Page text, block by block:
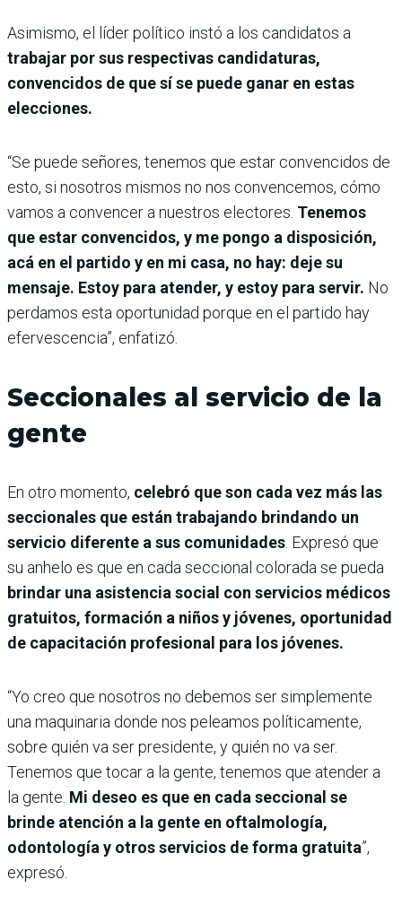
Asimismo, el líder político instó a los candidatos a
trabajar por sus respectivas candidaturas,
convencidos de que sí se puede ganar en estas
elecciones.
“Se puede señores, tenemos que estar convencidos de
esto, si nosotros mismos no nos convencemos, cómo
vamos a convencer a nuestros electores. Tenemos
que estar convencidos, y me pongo a disposición,
acá en el partido y en mi casa, no hay: deje su
mensaje. Estoy para atender, y estoy para servir. No
perdamos esta oportunidad porque en el partido hay
efervescencia”, enfatizó.
Seccionales al servicio de la
gente
En otro momento, celebró que son cada vez más las
seccionales que están trabajando brindando un
servicio diferente a sus comunidades. Expresó que
su anhelo es que en cada seccional colorada se pueda
brindar una asistencia social con servicios médicos
gratuitos, formación a niños y jóvenes, oportunidad
de capacitación profesional para los jóvenes.
“Yo creo que nosotros no debemos ser simplemente
una maquinaria donde nos peleamos políticamente,
sobre quién va ser presidente, y quién no va ser.
Tenemos que tocar a la gente, tenemos que atender a
la gente. Mi deseo es que en cada seccional se
brinde atención a la gente en oftalmología,
odontología y otros servicios de forma gratuita”,
expresó.